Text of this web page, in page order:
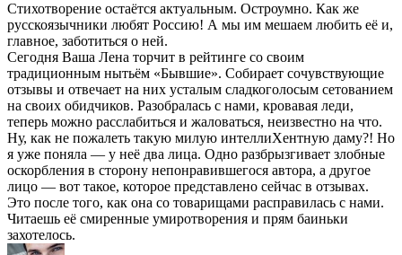
Стихотворение остаётся актуальным. Остроумно. Как же
русскоязычники любят Россию! А мы им мешаем любить её и,
главное, заботиться о ней.
Сегодня Ваша Лена торчит в рейтинге со своим
традиционным нытьём «Бывшие». Собирает сочувствующие
отзывы и отвечает на них усталым сладкоголосым сетованием
на своих обидчиков. Разобралась с нами, кровавая леди,
теперь можно расслабиться и жаловаться, неизвестно на что.
Ну, как не пожалеть такую милую интеллиХентную даму?! Но
я уже поняла — у неё два лица. Одно разбрызгивает злобные
оскорбления в сторону непонравившегося автора, а другое
лицо — вот такое, которое представлено сейчас в отзывах.
Это после того, как она со товарищами расправилась с нами.
Читаешь её смиренные умиротворения и прям баиньки
захотелось.